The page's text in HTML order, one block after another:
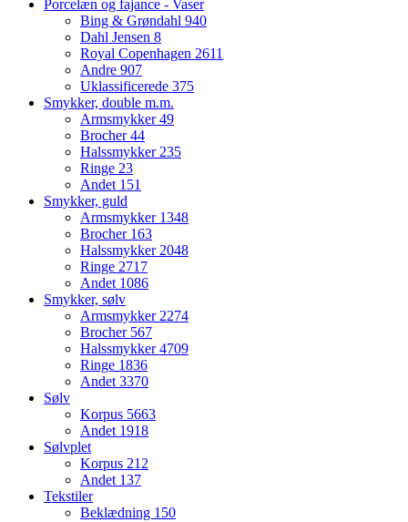
Porcelæn og fajance - Vaser
Bing & Grøndahl 940
Dahl Jensen 8
Royal Copenhagen 2611
Andre 907
Uklassificerede 375
Smykker, double m.m.
Armsmykker49
Brocher44
Halssmykker235
Ringe 23
Andet 151
Smykker, guld
Armsmykker 1348
Brocher 163
Halssmykker2048
Ringe 2717
Andet 1086
Smykker, sølv
Armsmykker2274
Brocher 567
Halssmykker4709
Ringe 1836
Andet3370
Sølv
Korpus 5663
Andet 1918
Sølvplet
Korpus 212
Andet 137
Tekstiler
Beklædning 150